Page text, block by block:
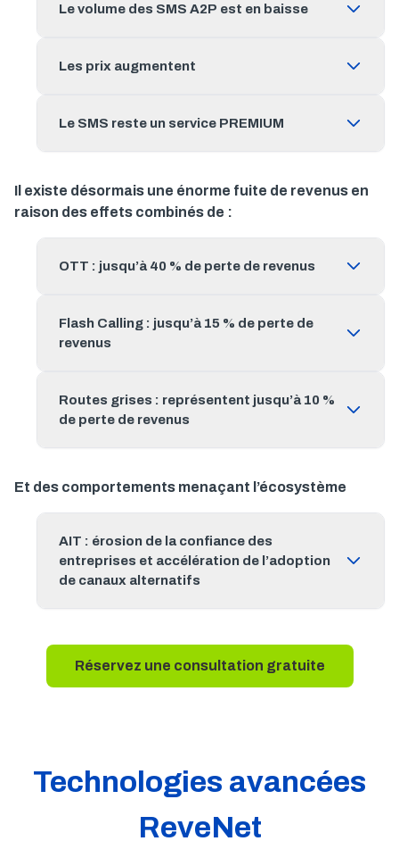
Le volume des SMS A2P est en baisse
Les prix augmentent
Le SMS reste un service PREMIUM
Il existe désormais une énorme fuite de revenus en
raison des effets combinés de :
OTT : jusqu’à 40 % de perte de revenus
Flash Calling : jusqu’à 15 % de perte de
revenus
Routes grises : représentent jusqu’à 10 %
de perte de revenus
Et des comportements menaçant l’écosystème
AIT : érosion de la confiance des
entreprises et accélération de l’adoption
de canaux alternatifs
Réservez une consultation gratuite
Technologies avancées
ReveNet